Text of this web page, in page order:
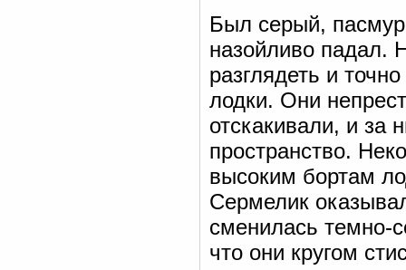
Был серый,
назойливо падал.
разглядеть и
лодки. Они
отскакивали, и за
пространство.
высоким бортам
Сермелик
сменилась темно-
что они кругом